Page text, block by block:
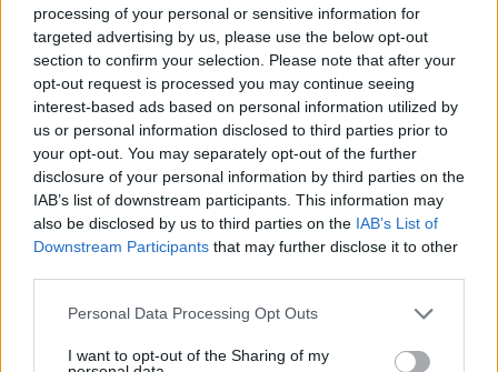
processing of your personal or sensitive information for
targeted advertising by us, please use the below opt-out
section to confirm your selection. Please note that after your
opt-out request is processed you may continue seeing
interest-based ads based on personal information utilized by
us or personal information disclosed to third parties prior to
your opt-out. You may separately opt-out of the further
disclosure of your personal information by third parties on the
IAB’s list of downstream participants. This information may
also be disclosed by us to third parties on the IAB’s List of
Downstream Participants that may further disclose it to other
Please note that this website/app uses one or more Google
not limited to your visit or usage behaviour. You may click to
Personal Data Processing Opt Outs
I want to opt-out of the Sharing of my
lemeze is megjelent. Neve az erdélyi és a magyarországi
táncházmozgalom életre hívásával és elterjesztésével is
összeforrt.
HÍREK
MŰVÉSZET
Hírmozaik – február 12.
Erkel az interneten, Veszprém a krimi fővárosa, Határtalan
Mesék Fesztiválja, átadták a Cziffra Fesztivál díjait három
PROGRAM